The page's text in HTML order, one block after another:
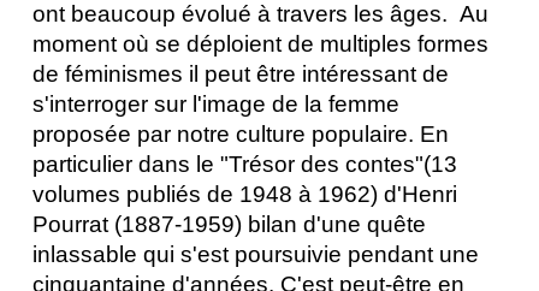
ont beaucoup évolué à travers les âges.  Au
moment où se déploient de multiples formes
de féminismes il peut être intéressant de
s'interroger sur l'image de la femme
proposée par notre culture populaire. En
particulier dans le "Trésor des contes"(13
volumes publiés de 1948 à 1962) d'Henri
Pourrat (1887-1959) bilan d'une quête
inlassable qui s'est poursuivie pendant une
cinquantaine d'années. C'est peut-être en